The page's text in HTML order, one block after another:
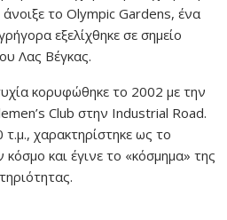
άνοιξε το Olympic Gardens, ένα
εξελίχθηκε σε σημείο
Λας Βέγκας.
κορυφώθηκε το 2002 με την
Club στην Industrial Road.
χαρακτηρίστηκε ως το
και έγινε το «κόσμημα» της